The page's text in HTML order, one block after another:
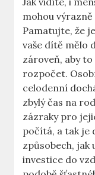
mohou výrazně
Pamatujte, že
vaše dítě mělo
zároveň, aby
rozpočet.
celodenní
zbylý čas na
zázraky pro
počítá, a tak je
způsobech, jak
investice do